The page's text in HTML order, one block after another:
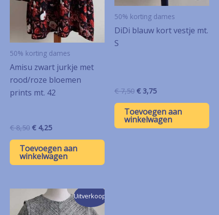
50% korting dames
Amisu zwart jurkje met
rood/roze bloemen
prints mt. 42
€8,50 Oorspronkelijke
was:
€ 8,50.
€ 4,25Huidige
is:
€ 4,25.
Toevoegen aan
winkelwagen
50% korting dames
DiDi blauw kort vestje mt.
S
€7,50 Oorspronkelijke
was:
€ 7,50.
€ 3,75Huidige
is:
€ 3,75.
Toevoegen aan
winkelwagen
Uitverkoop!